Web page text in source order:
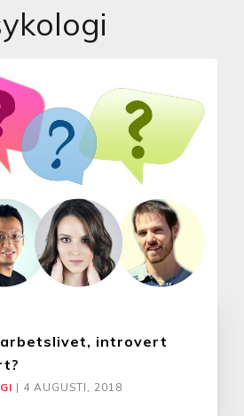
introvert
| 4 AUGUSTI, 2018